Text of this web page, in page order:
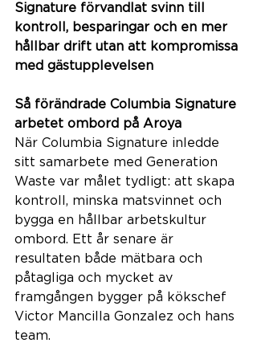
Signature förvandlat svinn till
kontroll, besparingar och en mer
hållbar drift utan att kompromissa
med gästupplevelsen
Så förändrade Columbia Signature
arbetet ombord på Aroya
När Columbia Signature inledde
sitt samarbete med Generation
Waste var målet tydligt: att skapa
kontroll, minska matsvinnet och
bygga en hållbar arbetskultur
ombord. Ett år senare är
resultaten både mätbara och
påtagliga och mycket av
framgången bygger på kökschef
Victor Mancilla Gonzalez och hans
team.